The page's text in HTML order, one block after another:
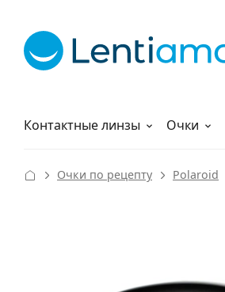
Контактные линзы
Растворы Очки
Как заказать
Очки по рецепту Polaroid